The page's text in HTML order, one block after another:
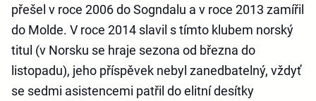
přešel v roce 2006 do Sogndalu a v roce 2013 zamířil
do Molde. V roce 2014 slavil s tímto klubem norský
titul (v Norsku se hraje sezona od března do
listopadu), jeho příspěvek nebyl zanedbatelný, vždyť
se sedmi asistencemi patřil do elitní desítky